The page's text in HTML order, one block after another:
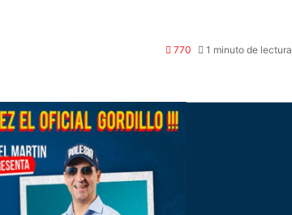
770 1 minuto de lectura